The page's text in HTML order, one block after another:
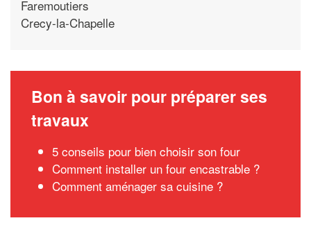
Faremoutiers
Crecy-la-Chapelle
Bon à savoir pour préparer ses
travaux
5 conseils pour bien choisir son four
Comment installer un four encastrable ?
Comment aménager sa cuisine ?